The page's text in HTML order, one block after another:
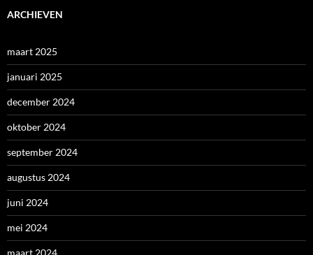
ARCHIEVEN
maart 2025
januari 2025
december 2024
oktober 2024
september 2024
augustus 2024
juni 2024
mei 2024
maart 2024